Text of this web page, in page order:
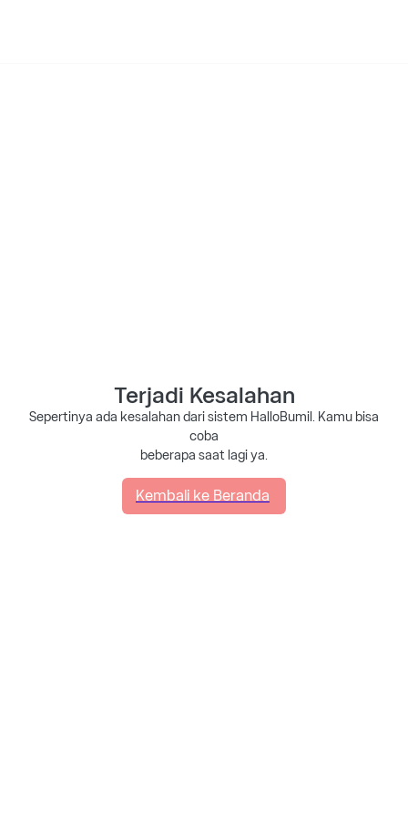
Terjadi Kesalahan
Sepertinya ada kesalahan dari sistem HalloBumil. Kamu bisa
coba
beberapa saat lagi ya.
Kembali ke Beranda